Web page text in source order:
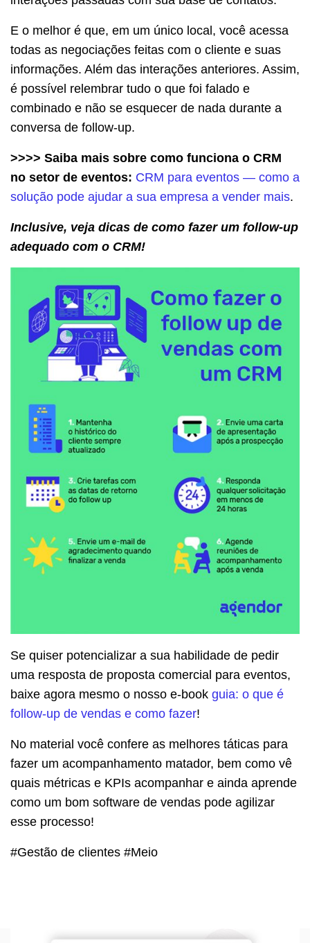
E o melhor é que, em um único local, você acessa
todas as negociações feitas com o cliente e suas
informações. Além das interações anteriores. Assim,
é possível relembrar tudo o que foi falado e
combinado e não se esquecer de nada durante a
conversa de follow-up.
>>>> Saiba mais sobre como funciona o CRM
no setor de eventos: CRM para eventos — como a
solução pode ajudar a sua empresa a vender mais.
Inclusive, veja dicas de como fazer um follow-up
adequado com o CRM!
Se quiser potencializar a sua habilidade de pedir
uma resposta de proposta comercial para eventos,
baixe agora mesmo o nosso e-book guia: o que é
follow-up de vendas e como fazer!
No material você confere as melhores táticas para
fazer um acompanhamento matador, bem como vê
quais métricas e KPIs acompanhar e ainda aprende
como um bom software de vendas pode agilizar
esse processo!
#Gestão de clientes #Meio